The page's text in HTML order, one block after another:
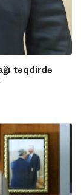
təqdirdə